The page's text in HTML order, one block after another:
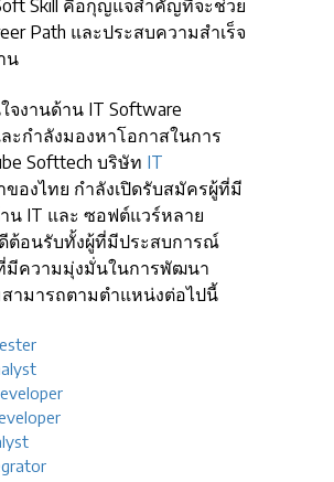
Skill คือกุญแจสำคัญที่จะช่วย
Path และประสบความสำเร็จ
น
จงานด้าน IT Software
ะกำลังมองหาโอกาสในการ
Softtech บริษัท IT
องไทย กำลังเปิดรับสมัครผู้ที่มี
น IT และ ซอฟต์แวร์หลาย
ต้อนรับทั้งผู้ที่มีประสบการณ์
มีความมุ่งมั่นในการพัฒนา
ามารถตามตำแหน่งต่อไปนี้